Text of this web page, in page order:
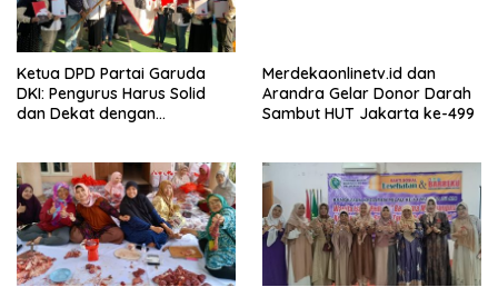
Ketua DPD Partai Garuda
DKI: Pengurus Harus Solid
dan Dekat dengan
Merdekaonlinetv.id dan
Arandra Gelar Donor Darah
Sambut HUT Jakarta ke-499